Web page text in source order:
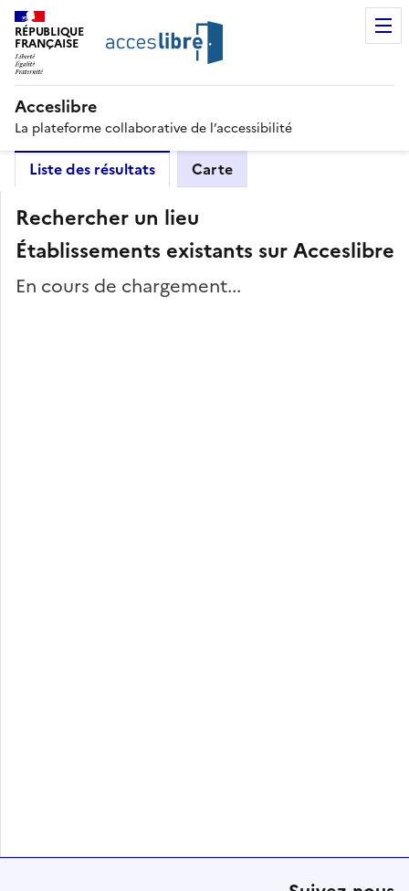
RÉPUBLIQUE
FRANÇAISE
Acceslibre
La plateforme collaborative de l’accessibilité
Liste des résultats Carte
Rechercher un lieu
Établissements existants sur Acceslibre
En cours de chargement...